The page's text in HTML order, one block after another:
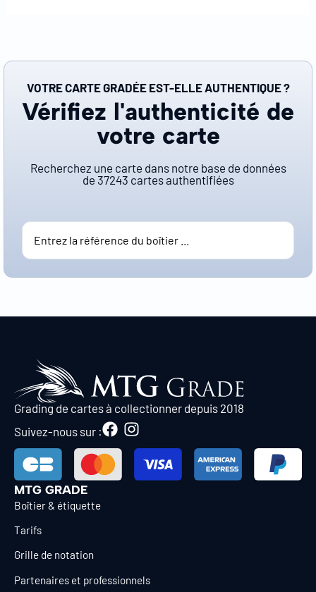
VOTRE CARTE GRADÉE EST-ELLE AUTHENTIQUE ?
Vérifiez l'authenticité de
votre carte
Recherchez une carte dans notre base de données
de 37243 cartes authentifiées
Grading de cartes à collectionner depuis 2018
Suivez-nous sur :
MTG GRADE
Boîtier & étiquette
Tarifs
Grille de notation
Partenaires et professionnels